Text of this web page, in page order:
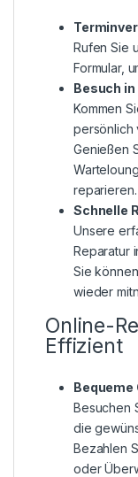
Rufen Sie
Formular,
Besuch
Kommen
persönlich
Genießen
reparieren.
Schnelle
Unsere
Reparatur
Sie
wieder
Online-
Effizient
Besuchen
die
Bezahlen
oder